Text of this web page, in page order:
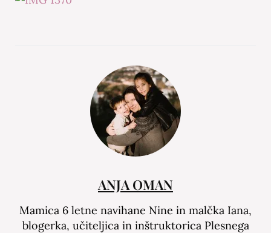
ANJA OMAN
Mamica 6 letne navihane Nine in malčka Iana,
blogerka, učiteljica in inštruktorica Plesnega